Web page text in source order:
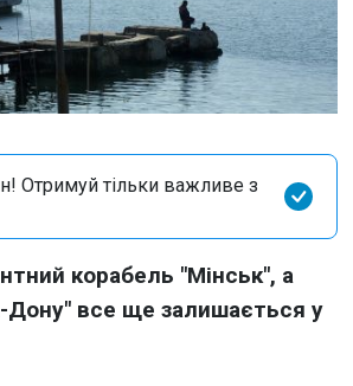
Отримуй тільки важливе з
корабель "Мінськ", а
Дону" все ще залишається у